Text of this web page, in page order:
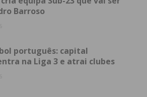
Barroso
português: capital
na Liga 3 e atrai clubes